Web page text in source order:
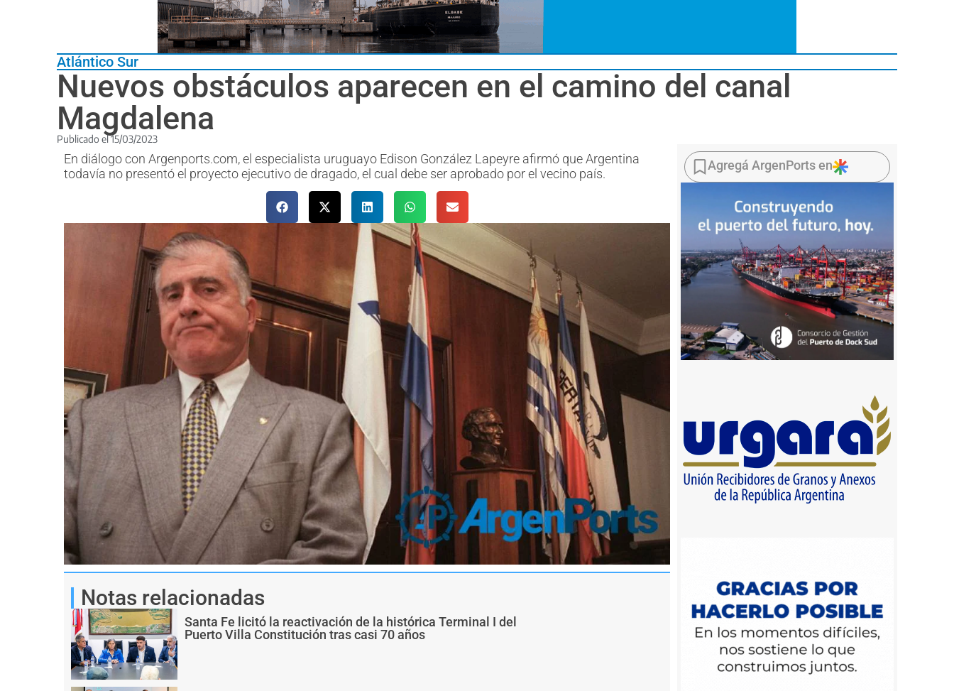
Atlántico Sur
Nuevos obstáculos aparecen en el camino del canal
Magdalena
Publicado el15/03/2023
En diálogo con Argenports.com, el especialista uruguayo Edison González Lapeyre afirmó que Argentina
todavía no presentó el proyecto ejecutivo de dragado, el cual debe ser aprobado por el vecino país.
Notas relacionadas
Santa Fe licitó la reactivación de la histórica Terminal I del
Puerto Villa Constitución tras casi 70 años
Agregá ArgenPorts en